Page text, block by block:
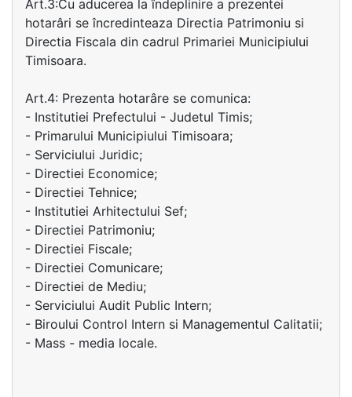
Art.3:Cu aducerea la îndeplinire a prezentei
hotarâri se încredinteaza Directia Patrimoniu si
Directia Fiscala din cadrul Primariei Municipiului
Timisoara.
Art.4: Prezenta hotarâre se comunica:
- Institutiei Prefectului - Judetul Timis;
- Primarului Municipiului Timisoara;
- Serviciului Juridic;
- Directiei Economice;
- Directiei Tehnice;
- Institutiei Arhitectului Sef;
- Directiei Patrimoniu;
- Directiei Fiscale;
- Directiei Comunicare;
- Directiei de Mediu;
- Serviciului Audit Public Intern;
- Biroului Control Intern si Managementul Calitatii;
- Mass - media locale.